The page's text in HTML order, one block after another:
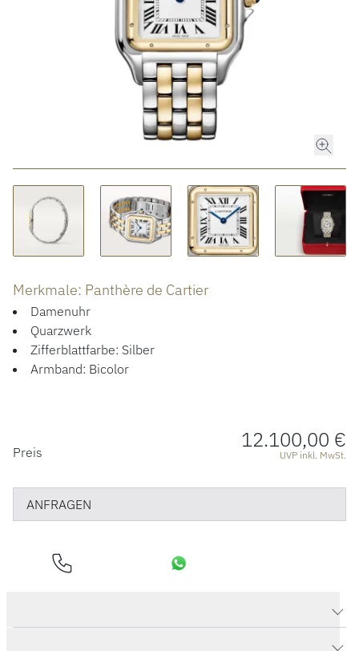
ROLEX CERTIFIED PRE-OWNED
LUXURY DEALS
HOCHZEIT
ACCESSOIRES
Merkmale: Panthère de Cartier
Damenuhr
Quarzwerk
Zifferblattfarbe: Silber
Armband: Bicolor
PREISINFORMATIONEN
Preis 12.100,00 €
UVP inkl. MwSt.
ANFRAGEN